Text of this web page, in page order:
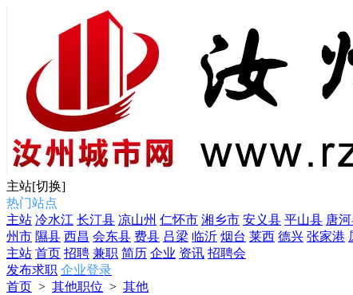
主站[切换]
热门站点
主站 冷水江 长汀县 凉山州 仁怀市 湘乡市 安义县 平山县 唐
州市 隰县 西昌 会东县 费县 吕梁 临沂 烟台 莱西 德兴 张家港
主站 首页 招聘 兼职 简历 企业 资讯 招聘会
发布求职 企业登录
首页 > 其他职位 > 其他